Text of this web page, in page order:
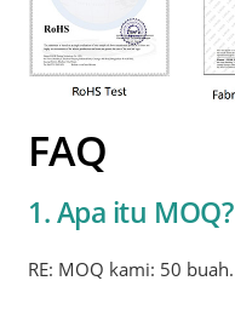
FAQ
1. Apa itu MOQ?
RE: MOQ kami: 50 buah.